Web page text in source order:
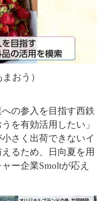
おう）
の参入を目指す西鉄
を有効活用したい」
さく出荷できないイ
るため、日向夏を用
ー企業Smoltが応え